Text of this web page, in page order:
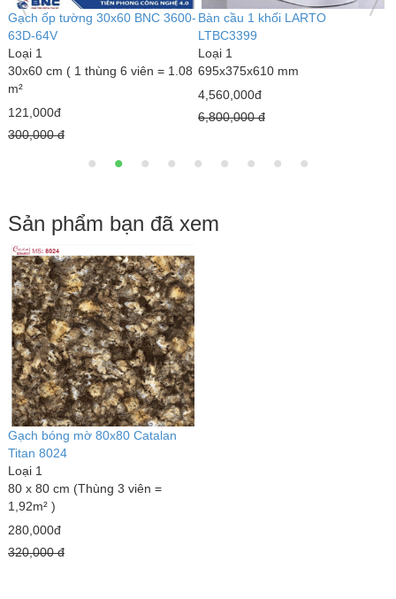
Gạch ốp tường 30x60 BNC 3600-
63D-64V
Loại 1
30x60 cm ( 1 thùng 6 viên = 1.08
m²
121,000đ
300,000 đ
Bàn cầu 1 khối LARTO
LTBC3399
Loại 1
695x375x610 mm
4,560,000đ
6,800,000 đ
Sản phẩm bạn đã xem
Gạch bóng mờ 80x80 Catalan
Titan 8024
Loại 1
80 x 80 cm (Thùng 3 viên =
1,92m² )
280,000đ
320,000 đ